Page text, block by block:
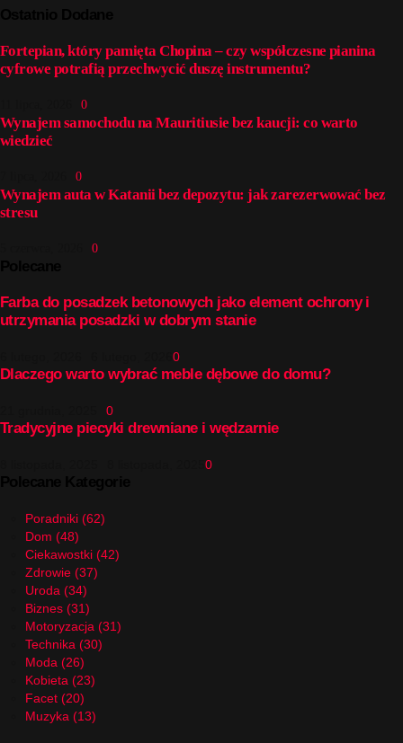
Fortepian, który pamięta Chopina – czy współczesne pianina
cyfrowe potrafią przechwycić duszę instrumentu?
0
Wynajem samochodu na Mauritiusie bez kaucji: co warto
wiedzieć
0
Wynajem auta w Katanii bez depozytu: jak zarezerwować bez
stresu
0
Farba do posadzek betonowych jako element ochrony i
utrzymania posadzki w dobrym stanie
0
Dlaczego warto wybrać meble dębowe do domu?
0
Tradycyjne piecyki drewniane i wędzarnie
0
Poradniki (62)
Dom (48)
Ciekawostki (42)
Zdrowie (37)
Uroda (34)
Biznes (31)
Motoryzacja (31)
Technika (30)
Moda (26)
Kobieta (23)
Facet (20)
Muzyka (13)